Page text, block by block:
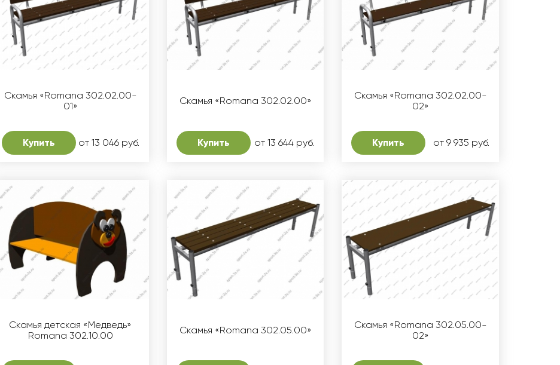
Скамья «Romana 302.02.00-
01»
Купить от 13 046 руб.
Скамья «Romana 302.02.00»
Купить от 13 644 руб.
Скамья «Romana 302.02.00-
02»
Купить от 9 935 руб.
Скамья детская «Медведь»
Romana 302.10.00
Скамья «Romana 302.05.00»
Скамья «Romana 302.05.00-
02»